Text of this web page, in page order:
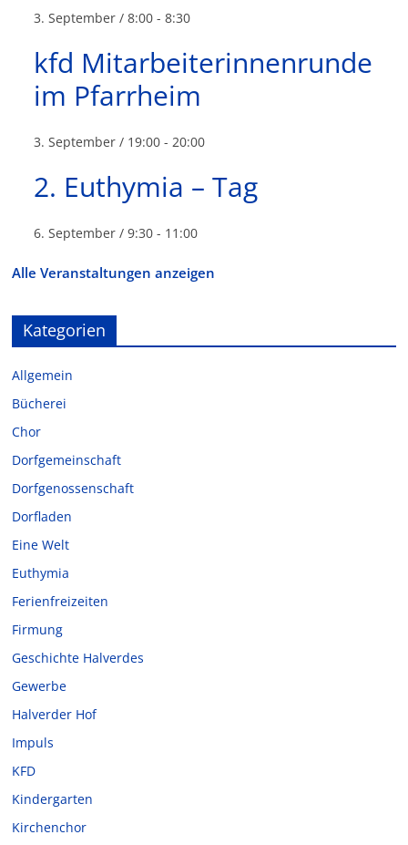
3. September / 8:00 -8:30
kfd Mitarbeiterinnenrunde
im Pfarrheim
3. September / 19:00 - 20:00
2. Euthymia – Tag
6. September / 9:30 - 11:00
Alle Veranstaltungen anzeigen
Kategorien
Allgemein
Bücherei
Chor
Dorfgemeinschaft
Dorfgenossenschaft
Dorfladen
Eine Welt
Euthymia
Ferienfreizeiten
Firmung
Geschichte Halverdes
Gewerbe
Halverder Hof
Impuls
KFD
Kindergarten
Kirchenchor